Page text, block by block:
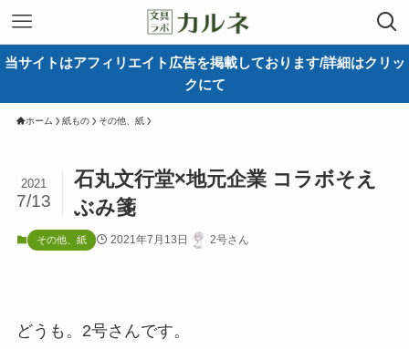
当サイトはアフィリエイト広告を掲載しております/詳細はクリッ
クにて
ホーム 紙もの その他、紙
石丸文行堂×地元企業 コラボそえ
ぶみ箋
2021
7/13
その他、紙 2021年7月13日 2号さん
どうも。2号さんです。